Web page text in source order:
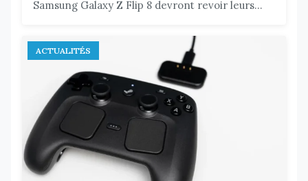
Samsung Galaxy Z Flip 8 devront revoir leurs...
ACTUALITÉS